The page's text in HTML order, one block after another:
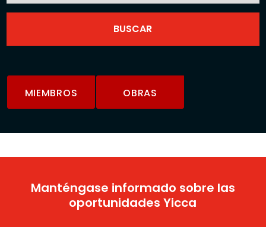
MIEMBROS OBRAS
Manténgase informado sobre las
oportunidades Yicca